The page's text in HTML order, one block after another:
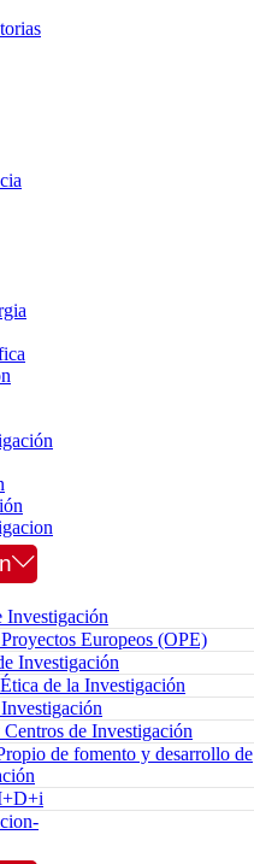
Investigación
Europeos (OPE)
Investigación
de la Investigación
de Investigación
de fomento y desarrollo de